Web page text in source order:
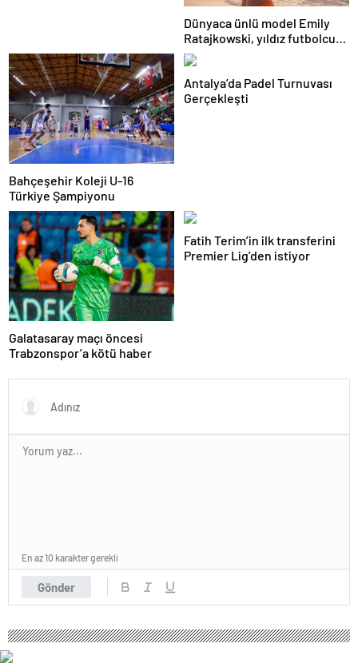
Dünyaca ünlü model Emily
Ratajkowski, yıldız futbolcuya
hayranlığını ilan etti
Bahçeşehir Koleji U-16
Türkiye Şampiyonu
Antalya’da Padel Turnuvası
Gerçekleşti
Galatasaray maçı öncesi
Trabzonspor’a kötü haber
Fatih Terim’in ilk transferini
Premier Lig’den istiyor
Gönder
En az 10 karakter gerekli